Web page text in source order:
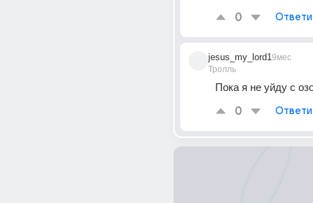
0
jesus_my_lord1
Тролль
9мес
Пока я не уйду с
0